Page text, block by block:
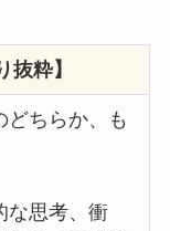
粋】
どちらか、も
な思考、衝